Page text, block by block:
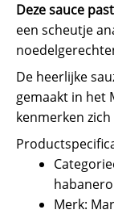
Deze sauce
een scheutje
De heerlijke
gemaakt in het
kenmerken
Merk: